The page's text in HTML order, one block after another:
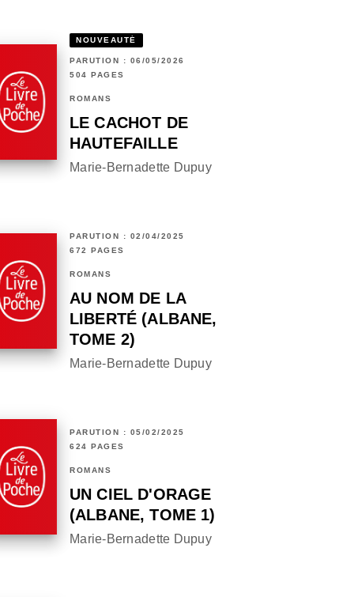
NOUVEAUTÉ
PARUTION : 06/05/2026
504 PAGES
ROMANS
LE CACHOT DE
HAUTEFAILLE
Marie-Bernadette Dupuy
PARUTION : 02/04/2025
672 PAGES
ROMANS
AU NOM DE LA
LIBERTÉ (ALBANE,
TOME 2)
Marie-Bernadette Dupuy
PARUTION : 05/02/2025
624 PAGES
ROMANS
UN CIEL D'ORAGE
(ALBANE, TOME 1)
Marie-Bernadette Dupuy